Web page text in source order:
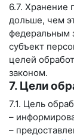
6.7. Хранение
дольше, чем
федеральным
субъект
целей
законом.
7. Цели
7.1. Цель
–
–